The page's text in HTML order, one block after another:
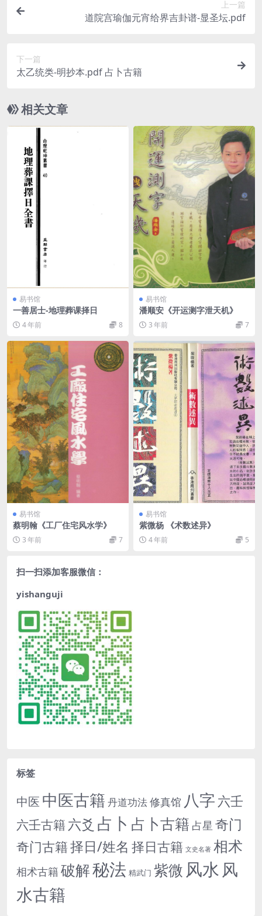
上一篇
道院宫瑜伽元宵给界吉卦谱-显圣坛.pdf
下一篇
太乙统类-明抄本.pdf 占卜古籍
相关文章
易书馆
一善居士-地理葬课择日
4 年前 8
易书馆
潘顺安《开运测字泄天机》
3 年前 7
易书馆
蔡明翰《工厂住宅风水学》
3 年前 7
易书馆
紫微杨 《术数述异》
4 年前 5
扫一扫添加客服微信：
yishanguji
标签
中医 中医古籍 丹道功法修真馆 八字 六壬
六壬古籍 六爻 占卜 占卜古籍 占星 奇门
奇门古籍择日/姓名 择日古籍 文史名著 相术
相术古籍破解秘法 精武门 紫微 风水 风
水古籍